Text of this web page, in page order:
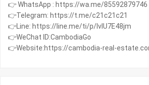
👉 WhatsApp : https://wa.me/85592879746
👉Telegram: https://t.me/c21c21c21
👉Line: https://line.me/ti/p/IvIU7E48jm
👉WeChat ID:CambodiaGo
👉Website:https://cambodia-real-